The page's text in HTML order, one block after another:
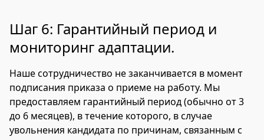
Шаг 6: Гарантийный период и
мониторинг адаптации.
Наше сотрудничество не заканчивается в момент
подписания приказа о приеме на работу. Мы
предоставляем гарантийный период (обычно от 3
до 6 месяцев), в течение которого, в случае
увольнения кандидата по причинам, связанным с